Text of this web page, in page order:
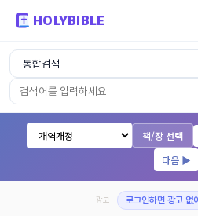
HOLYBIBLE
성경읽기 - 개역개정
책/장 선택
다음 ▶
광고 로그인하면 광고 없